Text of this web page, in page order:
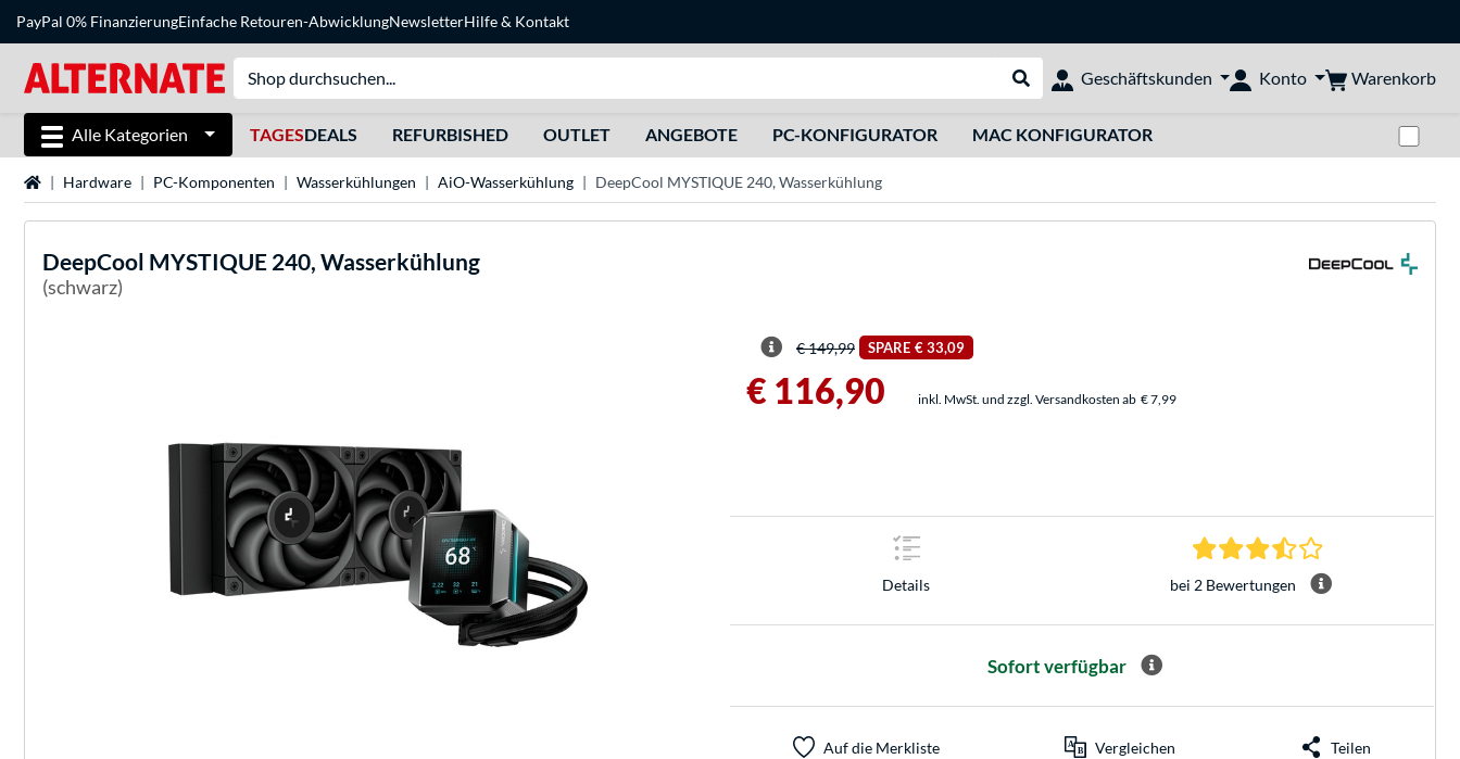
PayPal 0% FinanzierungEinfache Retouren-AbwicklungNewsletterHilfe& Kontakt
Suche durchführen
Geschäftskunden Konto Warenkorb
Alle Kategorien TAGESDEALS REFURBISHED OUTLET ANGEBOTE PC-KONFIGURATOR MAC KONFIGURATOR
StartseiteHardware PC-Komponenten Wasserkühlungen AiO-Wasserkühlung DeepCool MYSTIQUE 240, Wasserkühlung
DeepCool MYSTIQUE 240, Wasserkühlung
(schwarz)
€ 149,99 SPARE € 33,09
€ 116,90 inkl. MwSt. und zzgl. Versandkosten ab € 7,99
Details
3.5 Sterne bei 2
bei 2 Bewertungen
Sofort verfügbar
Auf die Merkliste Vergleichen Teilen